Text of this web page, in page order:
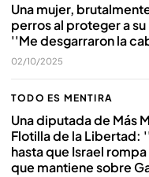
Una mujer,
perros al proteger a
''Me desgarraron la
02/10/2025
TODO ES MENTIRA
Una diputada de Más
Flotilla de la Libertad:
hasta que Israel
que mantiene sobre